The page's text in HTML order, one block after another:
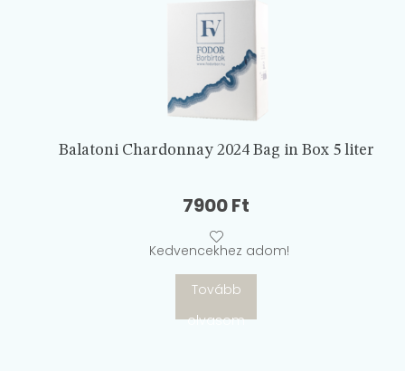
Balatoni Chardonnay 2024 Bag in Box 5 liter
7900Ft
Kedvencekhez adom!
Tovább
olvasom